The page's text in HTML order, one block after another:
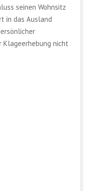
seinen Wohnsitz
in das Ausland
nicht